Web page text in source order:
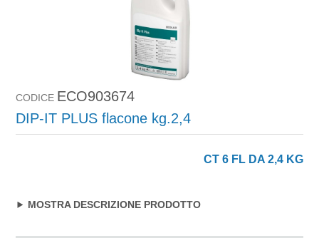
CODICE ECO903674
DIP-IT PLUS flacone kg.2,4
CT 6 FL DA 2,4 KG
MOSTRA DESCRIZIONE PRODOTTO